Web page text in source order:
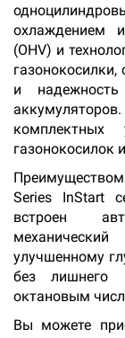
охлаждением
(OHV) и
и надежность
комплектных
газонокосилок
Series InStart
встроен
улучшенному
без лишнего
октановым
Вы можете